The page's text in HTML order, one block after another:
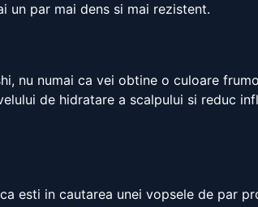
un par mai dens si mai rezistent.
nu numai ca vei obtine o culoare
de hidratare a scalpului si reduc
esti in cautarea unei vopsele de par